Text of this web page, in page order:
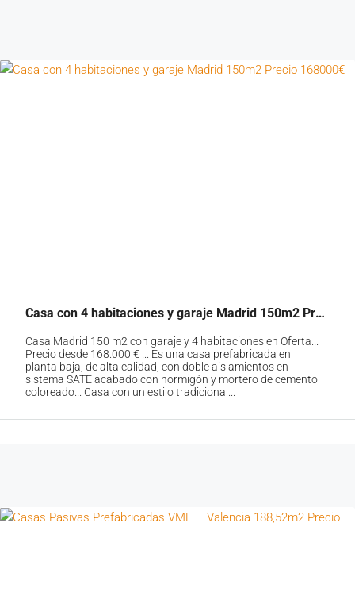
Casa con 4 habitaciones y garaje Madrid 150m2 Precio 168000€
Casa Madrid 150 m2 con garaje y 4 habitaciones en Oferta...
Precio desde 168.000 € ... Es una casa prefabricada en
planta baja, de alta calidad, con doble aislamientos en
sistema SATE acabado con hormigón y mortero de cemento
coloreado... Casa con un estilo tradicional...